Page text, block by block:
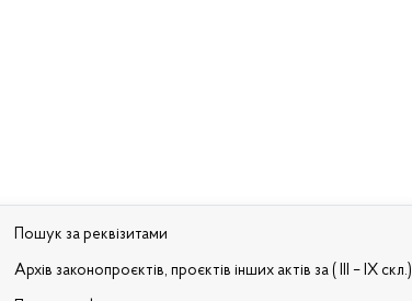
Пошук за реквізитами
Архів законопроєктів, проєктів інших актів за ( III – IX скл.)